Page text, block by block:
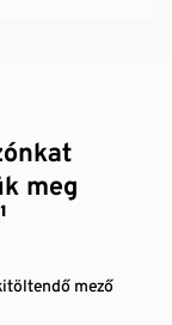
meg
mező